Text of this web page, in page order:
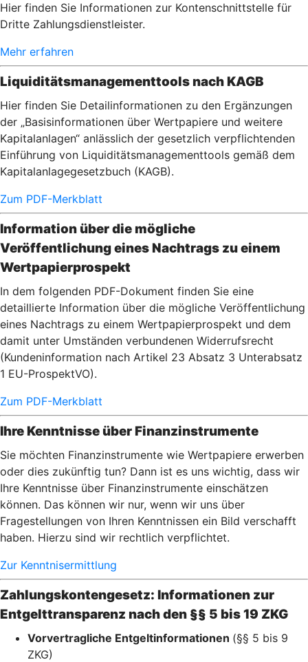
Hier finden Sie Informationen zur Kontenschnittstelle für
Dritte Zahlungsdienstleister.
Mehr erfahren
Liquiditätsmanagementtools nach KAGB
Hier finden Sie Detailinformationen zu den Ergänzungen
der „Basisinformationen über Wertpapiere und weitere
Kapitalanlagen“ anlässlich der gesetzlich verpflichtenden
Einführung von Liquiditätsmanagementtools gemäß dem
Kapitalanlagegesetzbuch (KAGB).
Zum PDF-Merkblatt
Information über die mögliche
Veröffentlichung eines Nachtrags zu einem
Wertpapierprospekt
In dem folgenden PDF-Dokument finden Sie eine
detaillierte Information über die mögliche Veröffentlichung
eines Nachtrags zu einem Wertpapierprospekt und dem
damit unter Umständen verbundenen Widerrufsrecht
(Kundeninformation nach Artikel 23 Absatz 3 Unterabsatz
1 EU-ProspektVO).
Zum PDF-Merkblatt
Ihre Kenntnisse über Finanzinstrumente
Sie möchten Finanzinstrumente wie Wertpapiere erwerben
oder dies zukünftig tun? Dann ist es uns wichtig, dass wir
Ihre Kenntnisse über Finanzinstrumente einschätzen
können. Das können wir nur, wenn wir uns über
Fragestellungen von Ihren Kenntnissen ein Bild verschafft
haben. Hierzu sind wir rechtlich verpflichtet.
Zur Kenntnisermittlung
Zahlungskontengesetz: Informationen zur
Entgelttransparenz nach den §§ 5 bis 19 ZKG
Vorvertragliche Entgeltinformationen (§§ 5 bis 9
ZKG)